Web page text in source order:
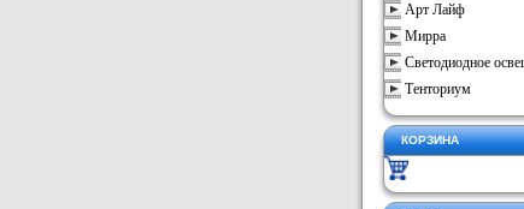
Арт Лайф
Мирра
Светодиодное
Тенториум
КОРЗИНА